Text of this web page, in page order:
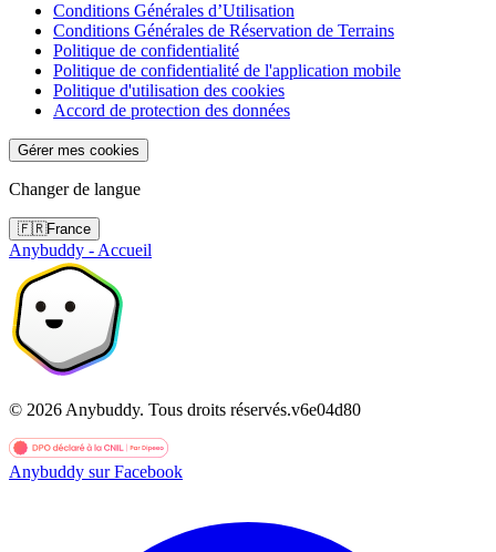
Conditions Générales d’Utilisation
Conditions Générales de Réservation de Terrains
Politique de confidentialité
Politique de confidentialité de l'application mobile
Politique d'utilisation des cookies
Accord de protection des données
Gérer mes cookies
Changer de langue
🇫🇷France
Anybuddy - Accueil
© 2026 Anybuddy. Tous droits réservés.v6e04d80
Anybuddy sur Facebook